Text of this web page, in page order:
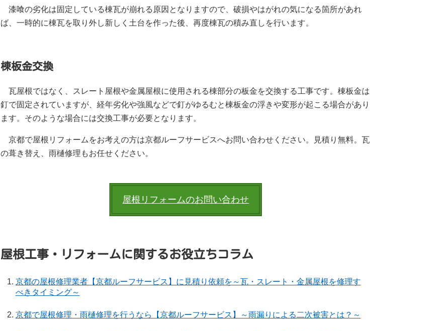
漆喰の劣化は固定している棟瓦が崩れる原因となりますので、破損やはがれの気になる箇所があれ
ば、一時的に棟瓦を取り外し新しく土台を作った後、再度棟瓦の積み直しを行います。
棟板金交換
瓦屋根ではなく、スレート屋根や金属屋根に使用される棟部分の板金を交換する工事です。棟板金は
釘で固定されていますが、経年劣化や強風などで釘がゆるむと棟板金の浮きや変形が起こる場合があり
ます。そのような場合には交換工事が必要となります。
京都で屋根リフォームをお考えの方は京都ルーフサービスへお問い合わせください。見積り無料。瓦
の葺き替え、雨樋修理もお任せください。
屋根リフォームのお問い合わせ
屋根工事・リフォームに関するお役立ちコラム
京都の屋根修理業者【京都ルーフサービス】に見積り依頼を～瓦・スレート・金属屋根を修理す
べきタイミング～
京都で屋根修理・雨樋修理を行うなら【京都ルーフサービス】～雨漏りによる二次被害とは？～